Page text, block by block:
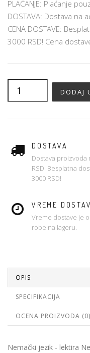
PLAĆANJE: Plaćanje
DOSTAVA: Dostava na
CENA DOSTAVE:
3000 RSD! Cena
DOSTAVA
Dostava proizvoda
RSD. Besplatna
3000 RSD!
VREME
Vreme dostave je
robe na lageru.
OPIS
SPECIFIKACIJA
OCENA PROIZVODA (0)
Nemački jezik - lektira